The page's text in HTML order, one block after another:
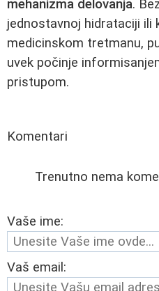
mehanizma delovanja.
jednostavnoj hidrataciji ili
medicinskom tretmanu,
uvek počinje
pristupom.
Komentari
Trenutno nema
Vaše ime:
Vaš email: